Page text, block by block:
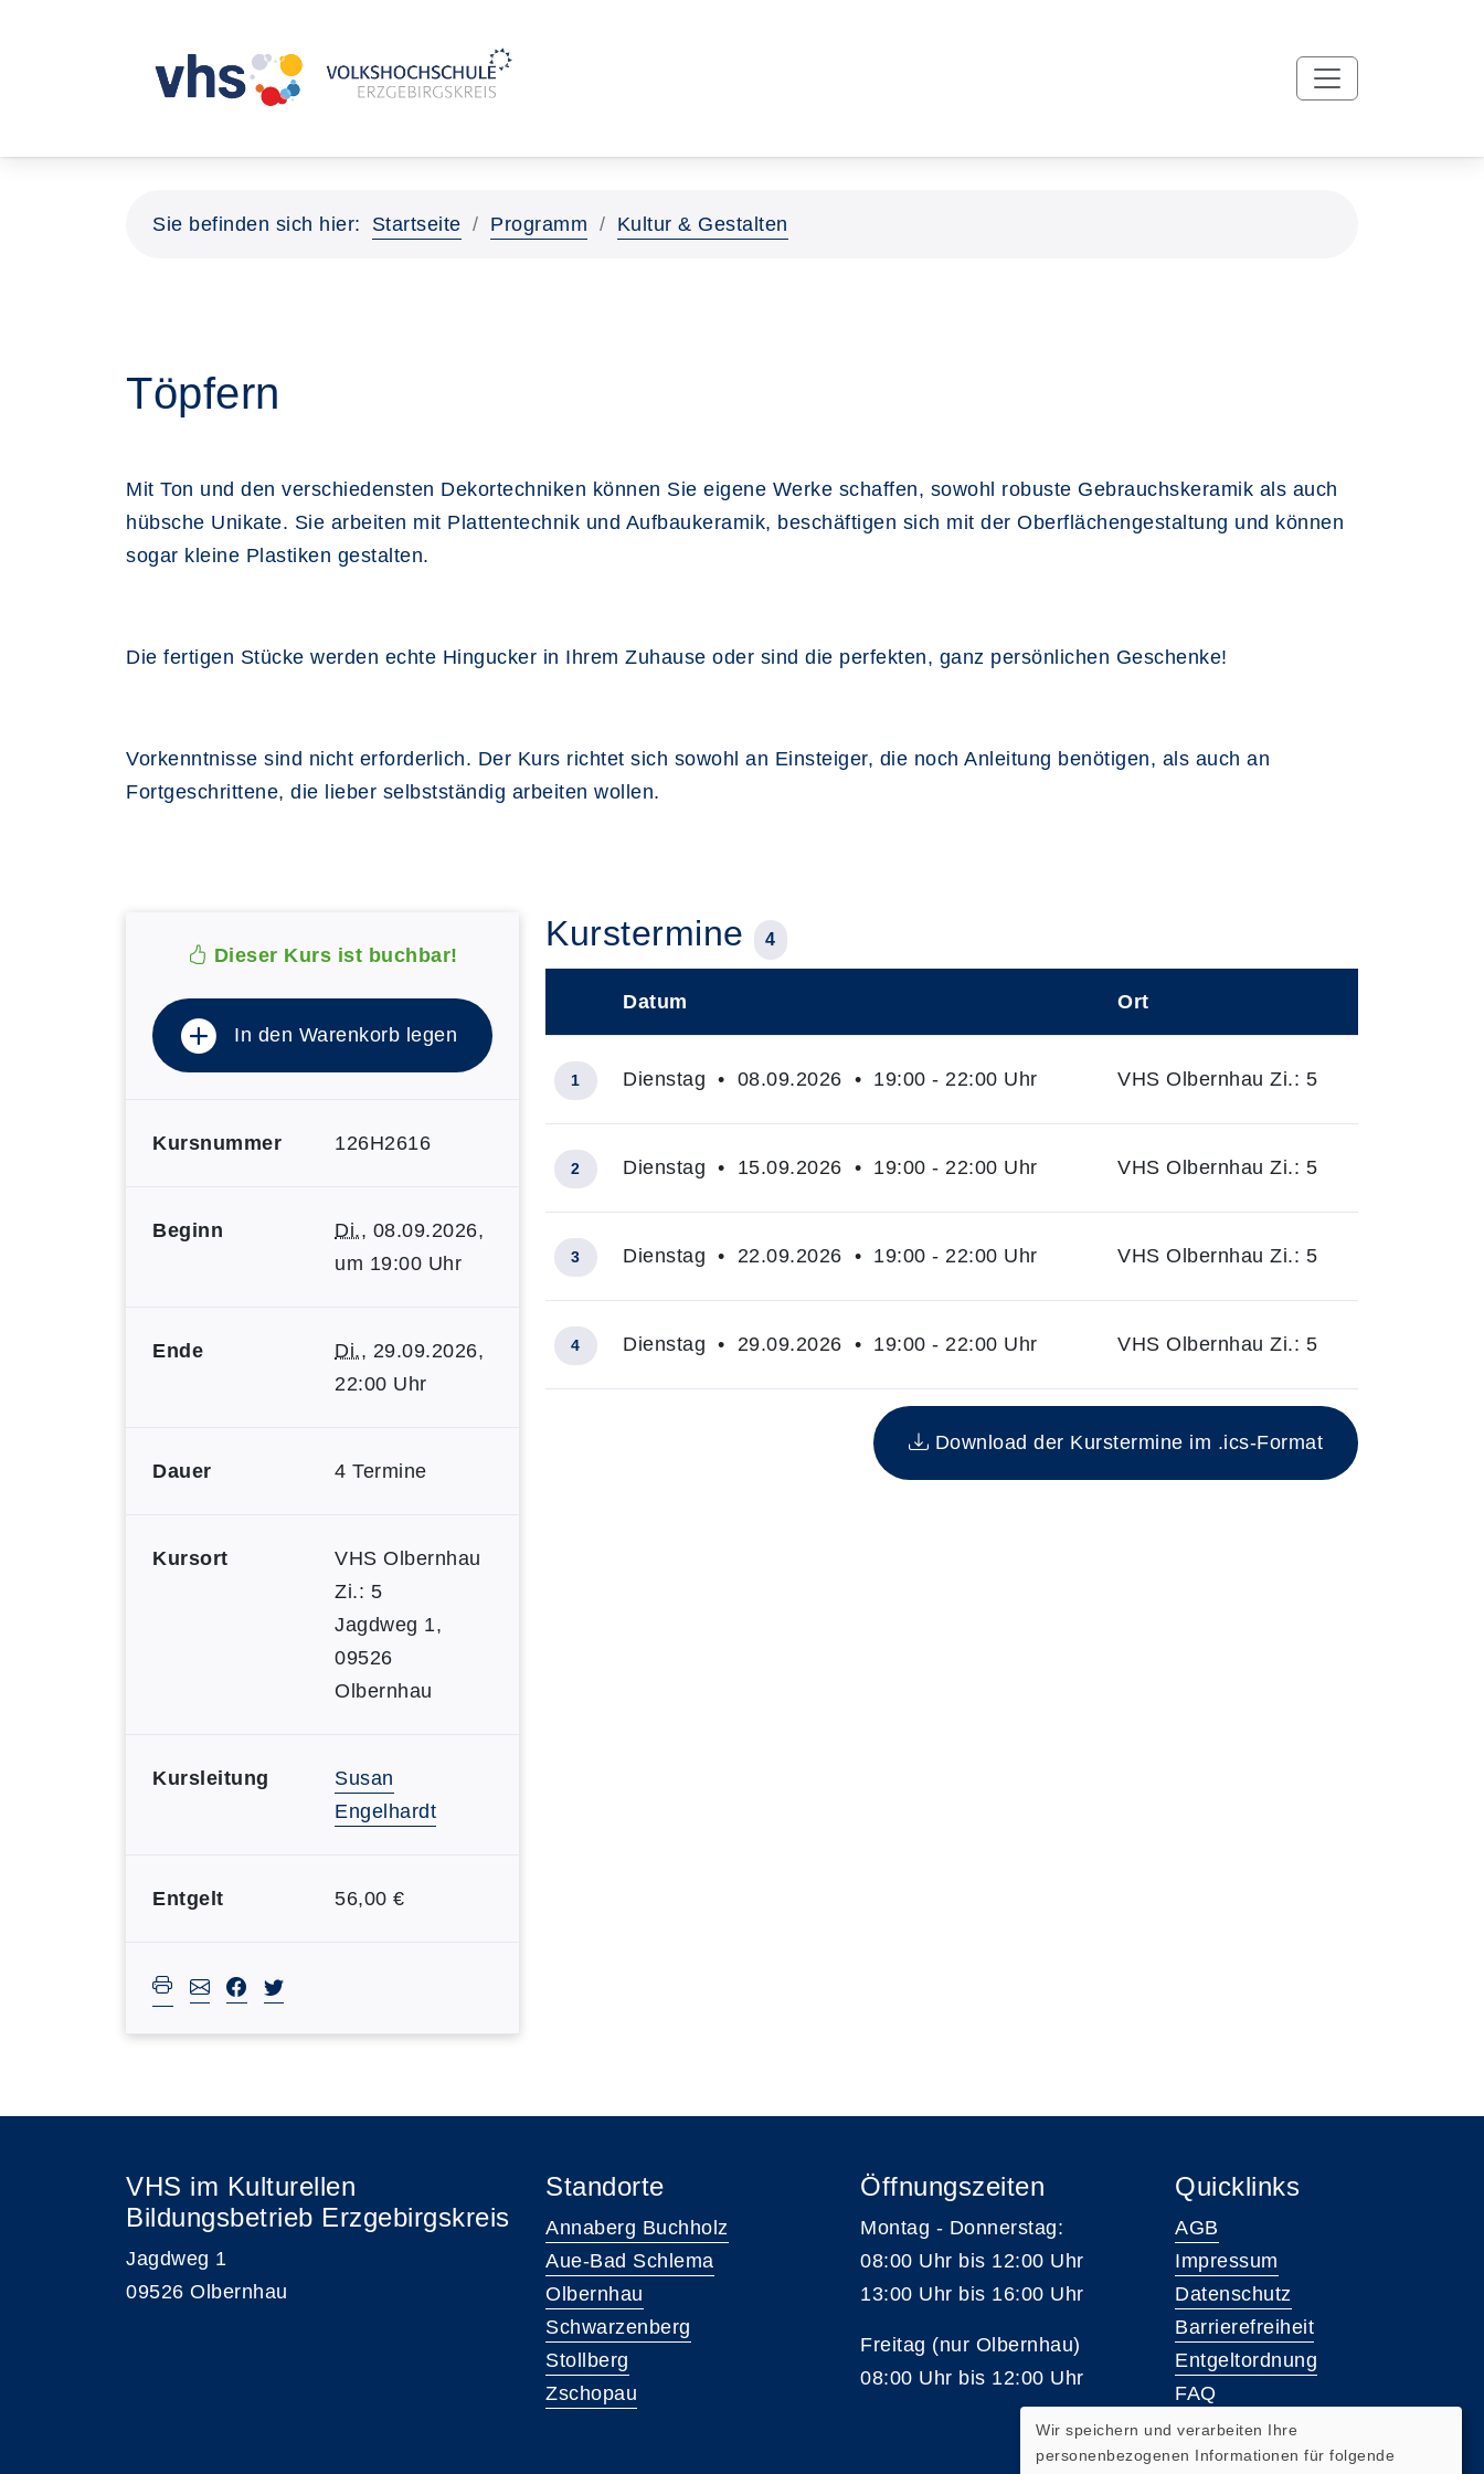
Sie befinden sich hier: Startseite Programm Kultur & Gestalten
Töpfern
Mit Ton und den verschiedensten Dekortechniken können Sie eigene Werke schaffen, sowohl robuste Gebrauchskeramik als auch
hübsche Unikate. Sie arbeiten mit Plattentechnik und Aufbaukeramik, beschäftigen sich mit der Oberflächengestaltung und können
sogar kleine Plastiken gestalten.
Die fertigen Stücke werden echte Hingucker in Ihrem Zuhause oder sind die perfekten, ganz persönlichen Geschenke!
Vorkenntnisse sind nicht erforderlich. Der Kurs richtet sich sowohl an Einsteiger, die noch Anleitung benötigen, als auch an
Fortgeschrittene, die lieber selbstständig arbeiten wollen.
Dieser Kurs ist buchbar!
In den Warenkorb legen
Kursnummer 126H2616
Beginn Di., 08.09.2026,
um 19:00 Uhr
Ende Di., 29.09.2026,
22:00 Uhr
Dauer 4 Termine
Kursort
VHS Olbernhau
Zi.: 5
Jagdweg 1,
09526
Olbernhau
Kursleitung
Susan
Engelhardt
Entgelt 56,00 €
Kurstermine 4
Insgesamt gibt es 4 Termine zum diesen Kurs
Datum Ort
1 Dienstag • 08.09.2026 • 19:00 - 22:00 Uhr VHS Olbernhau Zi.: 5
2 Dienstag • 15.09.2026 • 19:00 - 22:00 Uhr VHS Olbernhau Zi.: 5
3 Dienstag • 22.09.2026 • 19:00 - 22:00 Uhr VHS Olbernhau Zi.: 5
4 Dienstag • 29.09.2026 • 19:00 - 22:00 Uhr VHS Olbernhau Zi.: 5
Download der Kurstermine im .ics-Format
VHS im Kulturellen
Bildungsbetrieb Erzgebirgskreis
Jagdweg 1
09526 Olbernhau
Standorte
Annaberg Buchholz
Aue-Bad Schlema
Olbernhau
Schwarzenberg
Stollberg
Zschopau
Öffnungszeiten
Montag - Donnerstag:
08:00 Uhr bis 12:00 Uhr
13:00 Uhr bis 16:00 Uhr
Freitag (nur Olbernhau)
08:00 Uhr bis 12:00 Uhr
Quicklinks
AGB
Impressum
Datenschutz
Barrierefreiheit
Entgeltordnung
FAQ
Widerrufsformular
Wir speichern und verarbeiten Ihre
personenbezogenen Informationen für folgende